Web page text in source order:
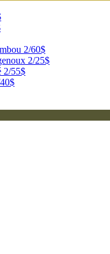
2/60$
2/25$
2/55$